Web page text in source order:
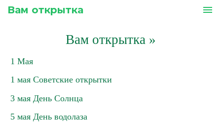
Вам открытка menu
Вам открытка»
1 Мая
1 мая Советские открытки
3 мая День Солнца
5 мая День водолаза